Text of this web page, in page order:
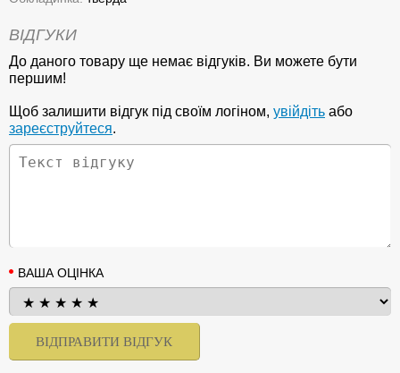
ВІДГУКИ
До даного товару ще немає відгуків. Ви можете бути
першим!
Щоб залишити відгук під своїм логіном, увійдіть або
зареєструйтеся.
ВАША ОЦІНКА